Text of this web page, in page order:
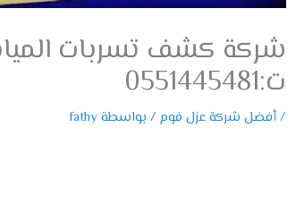
شركة كشف تسربات
ت:0551445481
/أفضل شركة عزل فوم / بواسطةfathy